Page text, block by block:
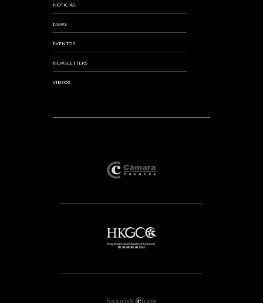
NOTICIAS
NEWS
EVENTOS
NEWSLETTERS
VIDEOS